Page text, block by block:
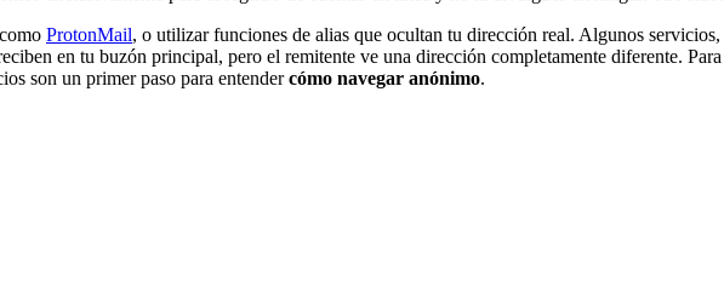
ProtonMail, o utilizar funciones de alias que ocultan tu dirección real. Algunos
en tu buzón principal, pero el remitente ve una dirección completamente diferente.
son un primer paso para entendercómo navegar anónimo.